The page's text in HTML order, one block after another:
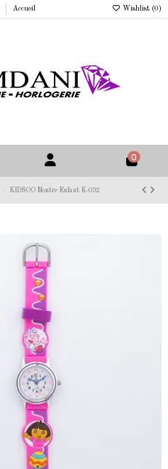
Accueil Wishlist (0 )
0
KIDSOO Montre Enfant K-032